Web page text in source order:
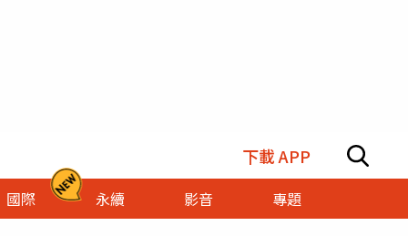
下載 APP
國際 永續 影音 專題